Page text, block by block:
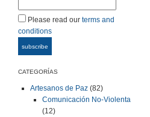
Please read our terms and
conditions
CATEGORÍAS
Artesanos de Paz (82)
Comunicación No-Violenta
(12)